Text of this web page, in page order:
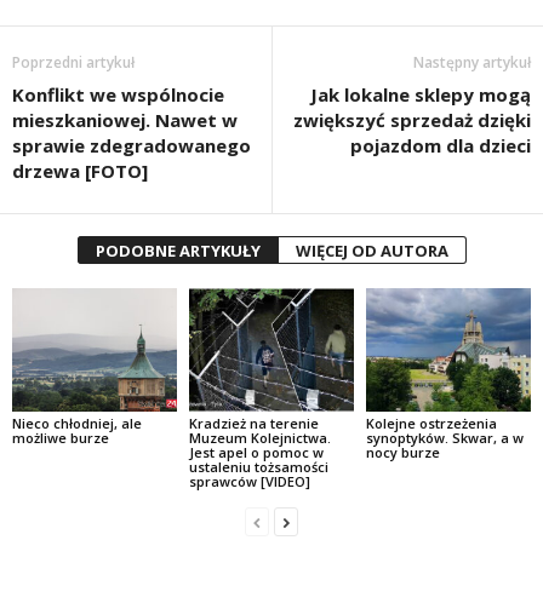
Poprzedni artykuł
Konflikt we wspólnocie
mieszkaniowej. Nawet w
sprawie zdegradowanego
drzewa [FOTO]
Następny artykuł
Jak lokalne sklepy mogą
zwiększyć sprzedaż dzięki
pojazdom dla dzieci
PODOBNE ARTYKUŁY WIĘCEJ OD AUTORA
Nieco chłodniej, ale
możliwe burze
Kradzież na terenie
Muzeum Kolejnictwa.
Jest apel o pomoc w
ustaleniu tożsamości
sprawców [VIDEO]
Kolejne ostrzeżenia
synoptyków. Skwar, a w
nocy burze